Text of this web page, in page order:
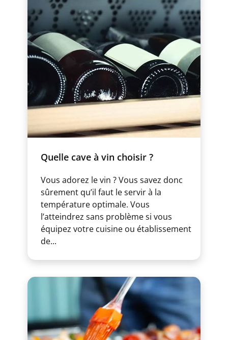
Quelle cave à vin choisir ?
Vous adorez le vin ? Vous savez donc
sûrement qu’il faut le servir à la
température optimale. Vous
l’atteindrez sans problème si vous
équipez votre cuisine ou établissement
de...